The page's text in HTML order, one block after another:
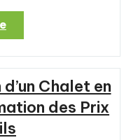
« Construction
d’un
Chalet
Habitable
:
Conjuguer
Confort
et
Chalet en
des Prix